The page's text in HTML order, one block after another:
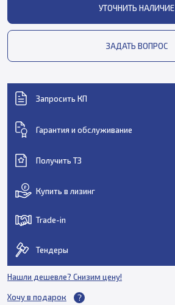
УТОЧНИТЬ НАЛИЧИЕ
ЗАДАТЬ ВОПРОС
Запросить КП
Гарантия и обслуживание
Получить ТЗ
Купить в лизинг
Trade-in
Тендеры
Нашли дешевле? Снизим цену!
Хочу в подарок